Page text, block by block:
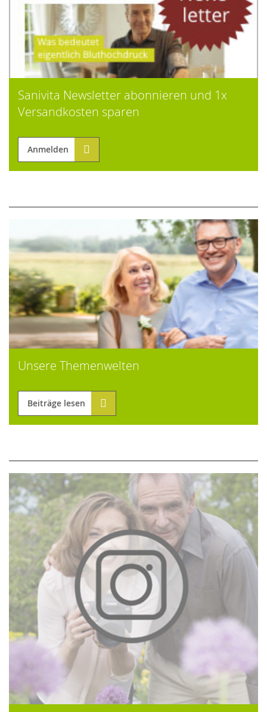
Sanivita Newsletter abonnieren und 1x
Versandkosten sparen
Anmelden
Unsere Themenwelten
Beiträge lesen